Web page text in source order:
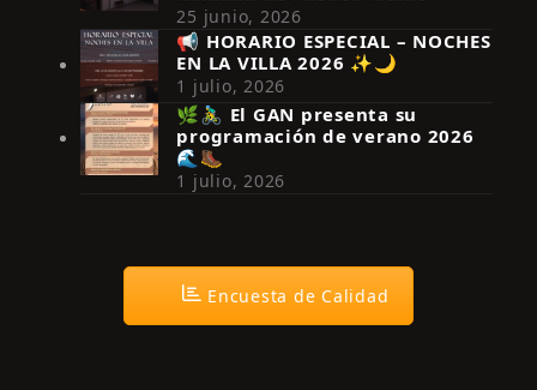
Síguenos en Instagram
25 junio, 2026
📢 HORARIO ESPECIAL – NOCHES
EN LA VILLA 2026 ✨🌙
1 julio, 2026
🌿🚴‍♂️ El GAN presenta su
programación de verano 2026
🌊🥾
1 julio, 2026
Encuesta de Calidad